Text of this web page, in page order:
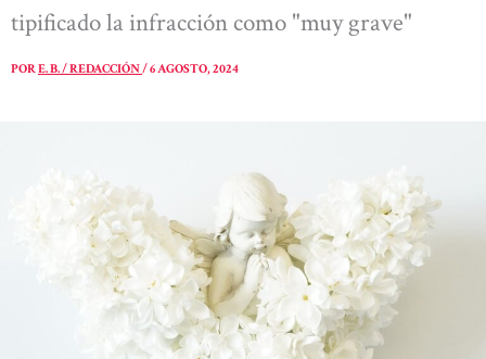
tipificado la infracción como "muy grave"
PORE. B. / REDACCIÓN/6 AGOSTO, 2024